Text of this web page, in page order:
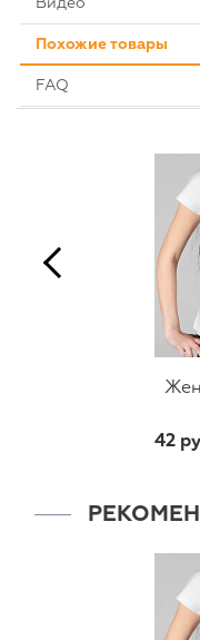
Похожие товары
FAQ
42